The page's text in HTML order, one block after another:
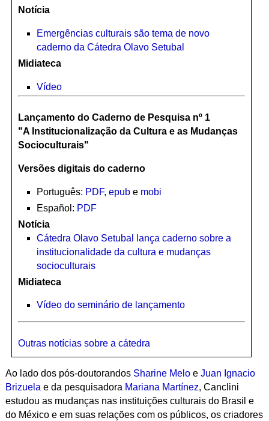
Notícia
Emergências culturais são tema de novo
caderno da Cátedra Olavo Setubal
Midiateca
Vídeo
Lançamento do Caderno de Pesquisa nº 1
"A Institucionalização da Cultura e as Mudanças
Socioculturais"
Versões digitais do caderno
Português: PDF,epub e mobi
Español: PDF
Notícia
Cátedra Olavo Setubal lança caderno sobre a
institucionalidade da cultura e mudanças
socioculturais
Midiateca
Vídeo do seminário de lançamento
Outras notícias sobre a cátedra
Ao lado dos pós-doutorandos Sharine Meloe Juan Ignacio
Brizuela e da pesquisadora Mariana Martínez, Canclini
estudou as mudanças nas instituições culturais do Brasil e
do México e em suas relações com os públicos, os criadores